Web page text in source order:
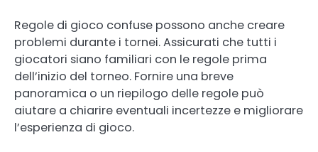
Regole di gioco confuse possono anche creare
problemi durante i tornei. Assicurati che tutti i
giocatori siano familiari con le regole prima
dell’inizio del torneo. Fornire una breve
panoramica o un riepilogo delle regole può
aiutare a chiarire eventuali incertezze e migliorare
l’esperienza di gioco.